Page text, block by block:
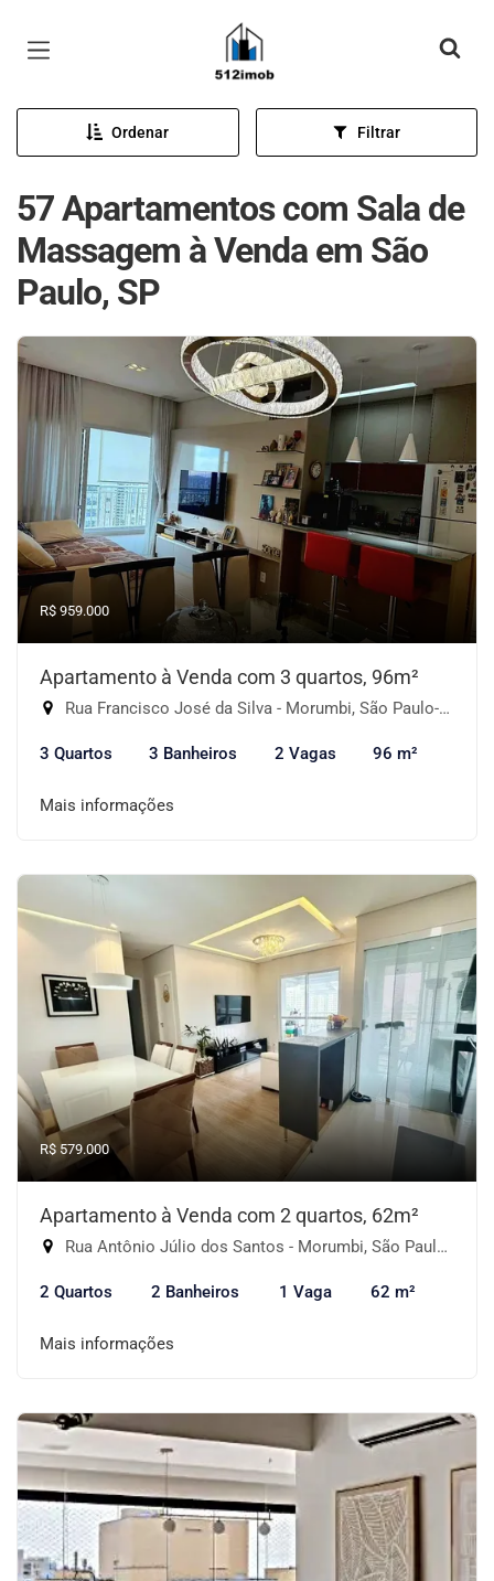
Página inicial
Ordenar Filtrar
57 Apartamentos com Sala de
Massagem à Venda em São
Paulo, SP
R$ 959.000
Apartamento à Venda com 3 quartos, 96m²
Rua Francisco José da Silva - Morumbi, São Paulo-SP
3 Quartos 3 Banheiros 2 Vagas 96 m²
Mais informações
R$ 579.000
Apartamento à Venda com 2 quartos, 62m²
Rua Antônio Júlio dos Santos - Morumbi, São Paulo-SP
2 Quartos 2 Banheiros 1 Vaga 62 m²
Mais informações